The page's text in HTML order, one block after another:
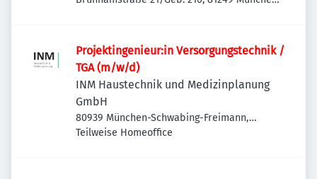
Projektingenieur:in Versorgungstechnik /
TGA (m/w/d)
INM Haustechnik und Medizinplanung
GmbH
80939 München-Schwabing-Freimann,
Deutschland
Teilweise Homeoffice